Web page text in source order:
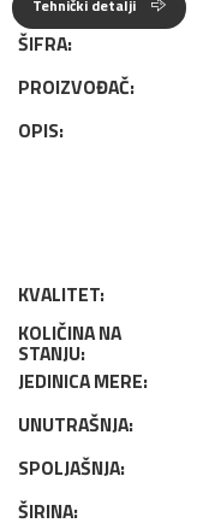
Tehnički detalji
ŠIFRA:
PROIZVOĐAČ:
OPIS:
KVALITET:
KOLIČINA NA
STANJU:
JEDINICA MERE:
UNUTRAŠNJA:
SPOLJAŠNJA:
ŠIRINA: